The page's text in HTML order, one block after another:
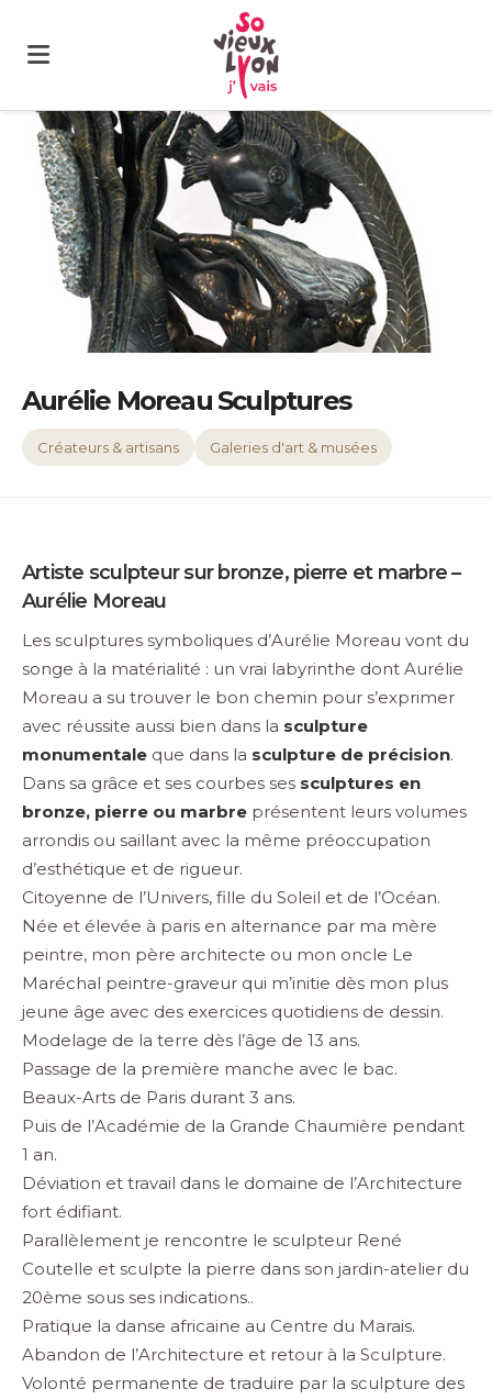
Aurélie Moreau Sculptures
Créateurs & artisans Galeries d'art & musées
Artiste sculpteur sur bronze, pierre et marbre –
Aurélie Moreau
Les sculptures symboliques d’Aurélie Moreau vont du
songe à la matérialité : un vrai labyrinthe dont Aurélie
Moreau a su trouver le bon chemin pour s’exprimer
avec réussite aussi bien dans la sculpture
monumentale que dans la sculpture de précision.
Dans sa grâce et ses courbes ses sculptures en
bronze, pierre ou marbre présentent leurs volumes
arrondis ou saillant avec la même préoccupation
d’esthétique et de rigueur.
Citoyenne de l’Univers, fille du Soleil et de l’Océan.
Née et élevée à paris en alternance par ma mère
peintre, mon père architecte ou mon oncle Le
Maréchal peintre-graveur qui m’initie dès mon plus
jeune âge avec des exercices quotidiens de dessin.
Modelage de la terre dès l’âge de 13 ans.
Passage de la première manche avec le bac.
Beaux-Arts de Paris durant 3 ans.
Puis de l’Académie de la Grande Chaumière pendant
1 an.
Déviation et travail dans le domaine de l’Architecture
fort édifiant.
Parallèlement je rencontre le sculpteur René
Coutelle et sculpte la pierre dans son jardin-atelier du
20ème sous ses indications..
Pratique la danse africaine au Centre du Marais.
Abandon de l’Architecture et retour à la Sculpture.
Volonté permanente de traduire par la sculpture des